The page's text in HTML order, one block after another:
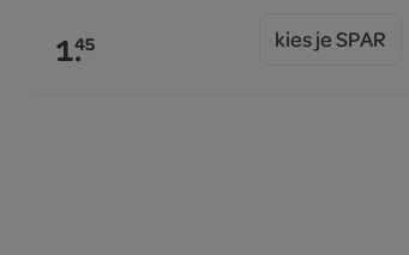
1.45 kies je SPAR